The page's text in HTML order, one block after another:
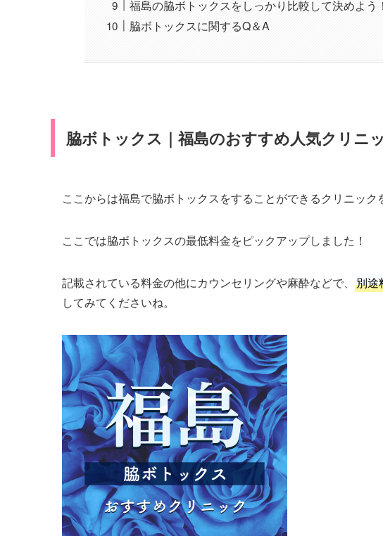
福島の脇ボトックスをしっかり比較して決めよう！
脇ボトックスに関するQ＆A
脇ボトックス｜福島のおすすめ人気クリニ
ここからは福島で脇ボトックスをすることができるクリニック
ここでは脇ボトックスの最低料金をピックアップしました！
記載されている料金の他にカウンセリングや麻酔などで、 別途
してみてくださいね。